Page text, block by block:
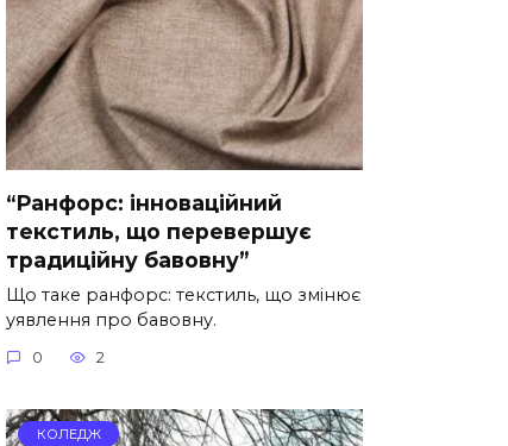
“Ранфорс: інноваційний
текстиль, що перевершує
традиційну бавовну”
Що таке ранфорс: текстиль, що змінює
уявлення про бавовну.
0 2
КОЛЕДЖ